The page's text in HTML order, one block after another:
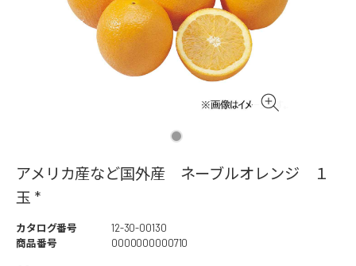
アメリカ産など国外産 ネーブルオレンジ １
玉 *
カタログ番号
12-30-00130
商品番号
0000000000710